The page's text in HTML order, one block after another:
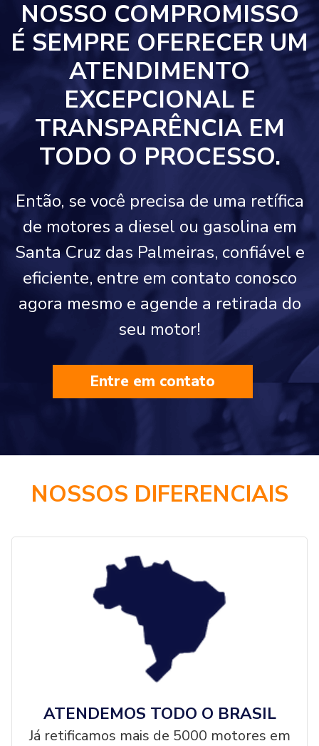
NOSSO COMPROMISSO
É SEMPRE OFERECER UM
ATENDIMENTO
EXCEPCIONAL E
TRANSPARÊNCIA EM
TODO O PROCESSO.
Então, se você precisa de uma retífica
de motores a diesel ou gasolina em
Santa Cruz das Palmeiras, confiável e
eficiente, entre em contato conosco
agora mesmo e agende a retirada do
seu motor!
Entre em contato
NOSSOS DIFERENCIAIS
ATENDEMOS TODO O BRASIL
Já retificamos mais de 5000 motores em